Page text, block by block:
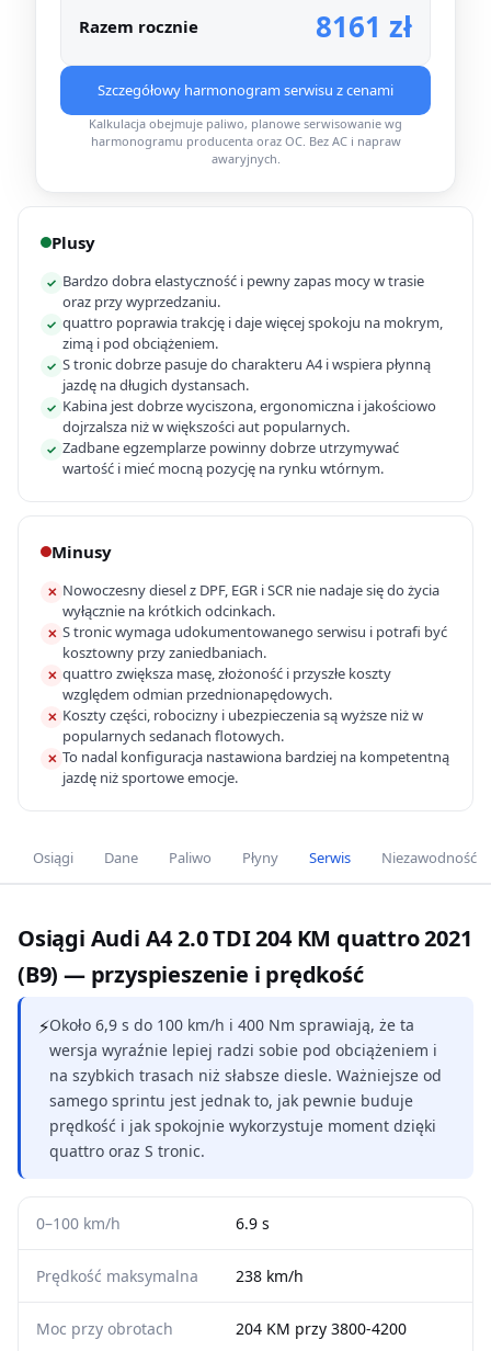
Razem rocznie 8161 zł
Szczegółowy harmonogram serwisu z cenami
Kalkulacja obejmuje paliwo, planowe serwisowanie wg
harmonogramu producenta oraz OC. Bez AC i napraw
awaryjnych.
Plusy
✓ Bardzo dobra elastyczność i pewny zapas mocy w trasie
oraz przy wyprzedzaniu.
✓ quattro poprawia trakcję i daje więcej spokoju na mokrym,
zimą i pod obciążeniem.
✓ S tronic dobrze pasuje do charakteru A4 i wspiera płynną
jazdę na długich dystansach.
✓ Kabina jest dobrze wyciszona, ergonomiczna i jakościowo
dojrzalsza niż w większości aut popularnych.
✓ Zadbane egzemplarze powinny dobrze utrzymywać
wartość i mieć mocną pozycję na rynku wtórnym.
Minusy
✕ Nowoczesny diesel z DPF, EGR i SCR nie nadaje się do życia
wyłącznie na krótkich odcinkach.
✕ S tronic wymaga udokumentowanego serwisu i potrafi być
kosztowny przy zaniedbaniach.
✕ quattro zwiększa masę, złożoność i przyszłe koszty
względem odmian przednionapędowych.
✕ Koszty części, robocizny i ubezpieczenia są wyższe niż w
popularnych sedanach flotowych.
✕ To nadal konfiguracja nastawiona bardziej na kompetentną
jazdę niż sportowe emocje.
Osiągi Dane Paliwo Płyny Serwis Niezawodność
Osiągi Audi A4 2.0 TDI 204 KM quattro 2021
(B9) — przyspieszenie i prędkość
⚡Około 6,9 s do 100 km/h i 400 Nm sprawiają, że ta
wersja wyraźnie lepiej radzi sobie pod obciążeniem i
na szybkich trasach niż słabsze diesle. Ważniejsze od
samego sprintu jest jednak to, jak pewnie buduje
prędkość i jak spokojnie wykorzystuje moment dzięki
quattro oraz S tronic.
0–100 km/h 6.9 s
Prędkość maksymalna 238 km/h
Moc przy obrotach 204 KM przy 3800-4200